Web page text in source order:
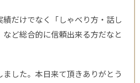
績だけでなく「しゃべり方・話し
など総合的に信頼出来る方だなと
ました。本日来て頂きありがとう